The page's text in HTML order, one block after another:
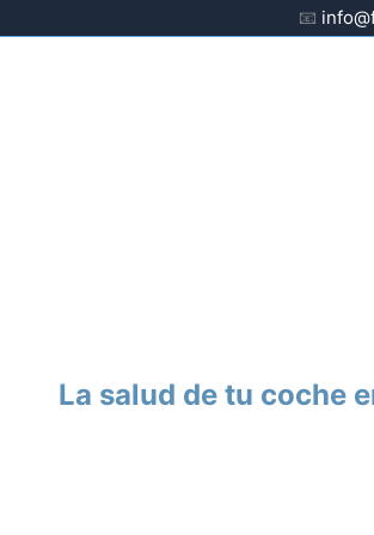
📧
La salud de tu coche